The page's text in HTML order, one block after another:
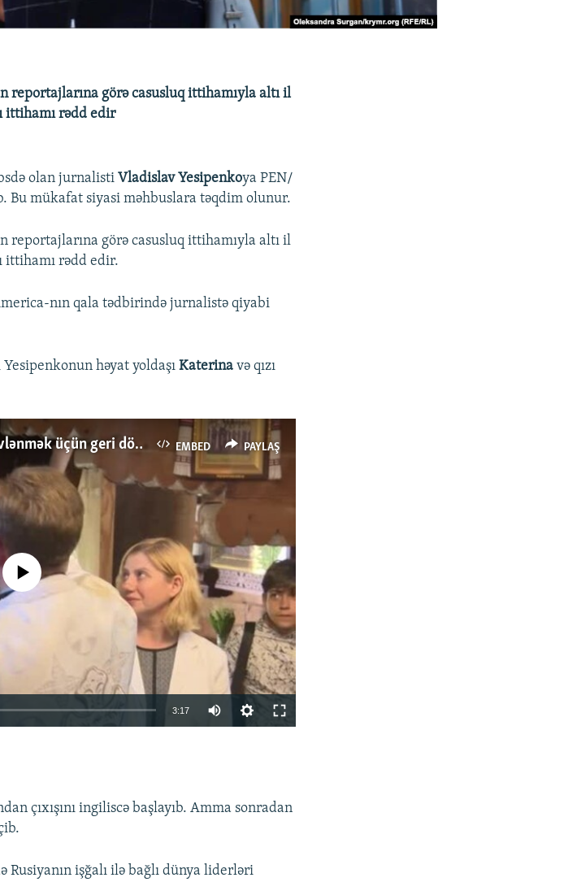
reportajlarına görə casusluq ittihamıyla altı il
ittihamı rədd edir
olan jurnalistiVladislav Yesipenkoya PEN/
Bu mükafat siyasi məhbuslara təqdim olunur.
reportajlarına görə casusluq ittihamıyla altı il
ittihamı rədd edir.
nın qala tədbirində jurnalistə qiyabi
həyat yoldaşıKaterina və qızı
EMBED PAYLAŞ
Mariupoldan İtaliyaya qaçan qadın evlənmək üçün geri dönüb
currently available
3:17
çıxışını ingiliscə başlayıb. Amma sonradan
Rusiyanın işğalı ilə bağlı dünya liderləri